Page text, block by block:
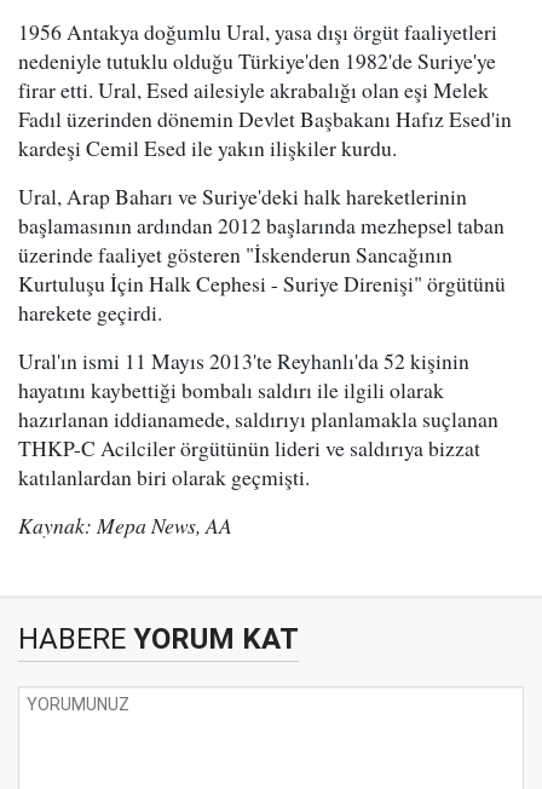
1956 Antakya doğumlu Ural, yasa dışı örgüt faaliyetleri
nedeniyle tutuklu olduğu Türkiye'den 1982'de Suriye'ye
firar etti. Ural, Esed ailesiyle akrabalığı olan eşi Melek
Fadıl üzerinden dönemin Devlet Başbakanı Hafız Esed'in
kardeşi Cemil Esed ile yakın ilişkiler kurdu.
Ural, Arap Baharı ve Suriye'deki halk hareketlerinin
başlamasının ardından 2012 başlarında mezhepsel taban
üzerinde faaliyet gösteren "İskenderun Sancağının
Kurtuluşu İçin Halk Cephesi - Suriye Direnişi" örgütünü
harekete geçirdi.
Ural'ın ismi 11 Mayıs 2013'te Reyhanlı'da 52 kişinin
hayatını kaybettiği bombalı saldırı ile ilgili olarak
hazırlanan iddianamede, saldırıyı planlamakla suçlanan
THKP-C Acilciler örgütünün lideri ve saldırıya bizzat
katılanlardan biri olarak geçmişti.
Kaynak: Mepa News, AA
HABERE YORUM KAT